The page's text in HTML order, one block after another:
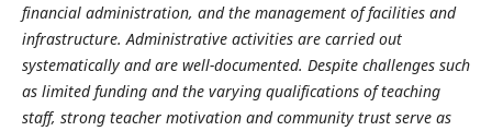
financial administration, and the management of facilities and
infrastructure. Administrative activities are carried out
systematically and are well-documented. Despite challenges such
as limited funding and the varying qualifications of teaching
staff, strong teacher motivation and community trust serve as